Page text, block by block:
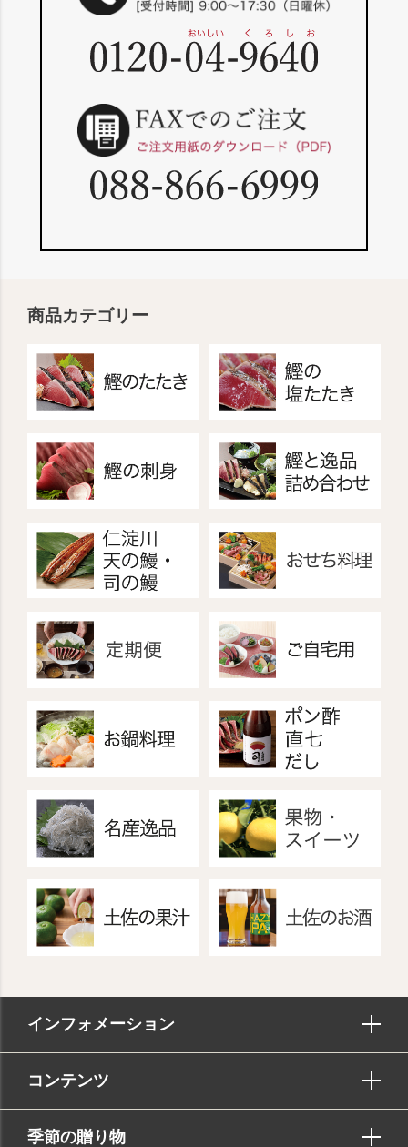
商品カテゴリー
インフォメーション
コンテンツ
季節の贈り物